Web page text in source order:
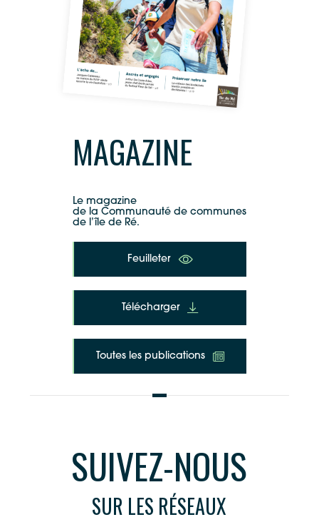
MAGAZINE
Le magazine
de la Communauté de communes
de l’île de Ré.
Feuilleter
Télécharger
Toutes les publications
SUIVEZ-NOUS
SUR LES RÉSEAUX